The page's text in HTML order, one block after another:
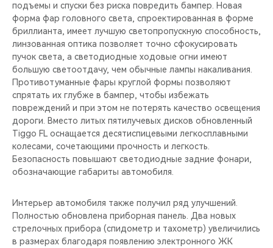
подъемы и спуски без риска повредить бампер. Новая
форма фар головного света, спроектированная в форме
бриллианта, имеет лучшую светопропускную способность,
линзованная оптика позволяет точно сфокусировать
пучок света, а светодиодные ходовые огни имеют
большую светоотдачу, чем обычные лампы накаливания.
Противотуманные фары круглой формы позволяют
спрятать их глубже в бампер, чтобы избежать
повреждений и при этом не потерять качество освещения
дороги. Вместо литых пятилучевых дисков обновленный
Tiggo FL оснащается десятиспицевыми легкосплавными
колесами, сочетающими прочность и легкость.
Безопасность повышают светодиодные задние фонари,
обозначающие габариты автомобиля.
Интерьер автомобиля также получил ряд улучшений.
Полностью обновлена приборная панель. Два новых
стрелочных прибора (спидометр и тахометр) увеличились
в размерах благодаря появлению электронного ЖК